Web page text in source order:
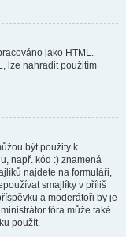
jako HTML.
lze nahradit použitím
být použity k
např. kód :) znamená
najdete na formuláři,
smajlíky v příliš
a moderátoři by je
fóra může také
použít.